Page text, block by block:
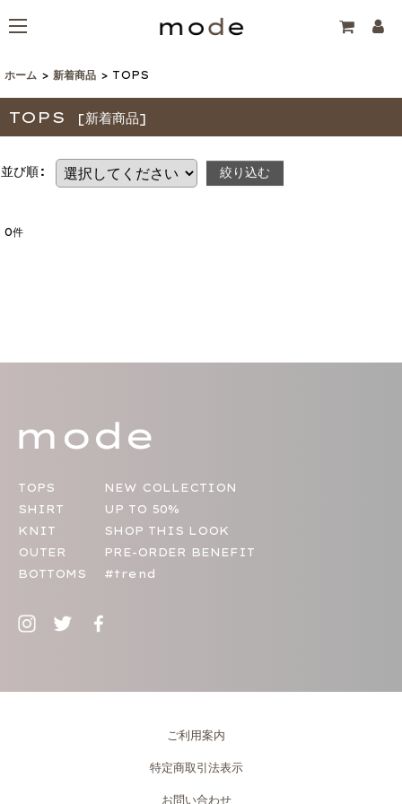
ホーム > 新着商品 > TOPS
TOPS [新着商品]
並び順: 絞り込む
0件
TOPS
SHIRT
KNIT
OUTER
BOTTOMS
NEW COLLECTION
UP TO 50%
SHOP THIS LOOK
PRE-ORDER BENEFIT
#trend
ご利用案内
特定商取引法表示
お問い合わせ